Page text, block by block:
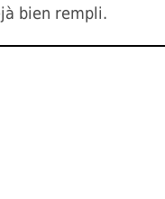
bien rempli.